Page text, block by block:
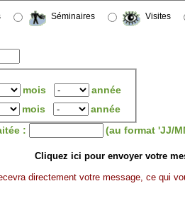
Séminaires Visites
mois
année
mois
année
:
(au format 'JJ/
Cliquez ici pour envoyer votre
directement votre message, ce qui